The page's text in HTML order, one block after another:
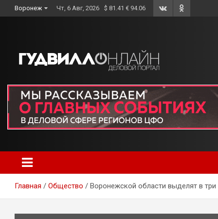
to
Воронеж Чт, 6 Авг, 2026 $ 81.41 € 94.06
Главная Общество Воронежской области выделят в три